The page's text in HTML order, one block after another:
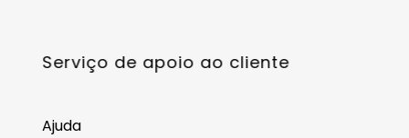
Serviço de apoio ao cliente
Ajuda